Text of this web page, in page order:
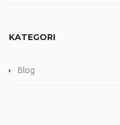
KATEGORI
Blog